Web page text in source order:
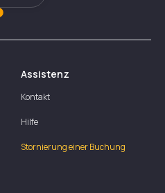
Assistenz
Kontakt
Hilfe
Stornierung einer Buchung